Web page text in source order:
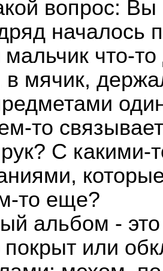
вопрос: Вы
началось
что-
в мячик,
то
С какими-
то еще?
альбом -
покрыт или